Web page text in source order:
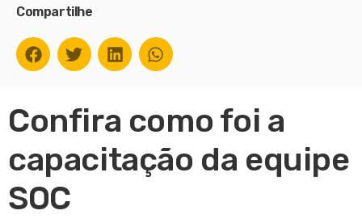
Compartilhe
Confira como foi a
capacitação da equipe
SOC